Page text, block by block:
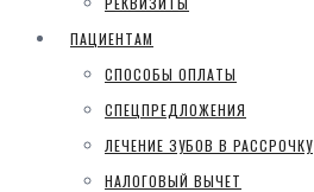
ПАЦИЕНТАМ
СПОСОБЫ ОПЛАТЫ
СПЕЦПРЕДЛОЖЕНИЯ
ЛЕЧЕНИЕ ЗУБОВ В РАССРОЧКУ
НАЛОГОВЫЙ ВЫЧЕТ